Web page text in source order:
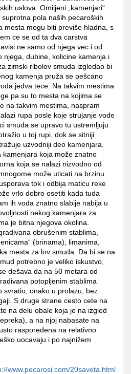
uslova. Omiljeni „kamenjari“
pola naših pecaroških
mesta mogu biti previše hladna, s
ce se od ta dva carstva
ne samo od njega vec i od
njega, dubine, kolicine kamenja i
zimski ribolov smuda izgledao bi
kamenja pruža se pešcano
jedva tece. Na takvim mestima
pa su to mesta na kojima se
na takvim mestima, naspram
rupa posle koje strujanje vode
smuda se upravo tu ustremljuju
u toj rupi, dok se sitniji
uzvodniji deo kamenjara.
kamenjara koja može znatno
koja se nalazi nizvodno od
može uticati na brzinu
tok i odbija maticu reke
vrlo dobro osetiti kada tuda
ih voda znatno slabije nabija u
nekog kamenjara za
je bitna njegova okolina.
obrušenim stablima,
(brinama), limanima,
mesta za lov smuda. Da bi se na
potrebno je veliko iskustvo,
dešava da na 50 metara od
potopljenim stablima
svratio, onako u prolazu, bez
S druge strane cesto cete na
na delu obale koja je na izgled
a na njoj nabasate na
rasporedena na relativno
uocavaju i po najnižem
www.pecarosi.com/20saveta.html